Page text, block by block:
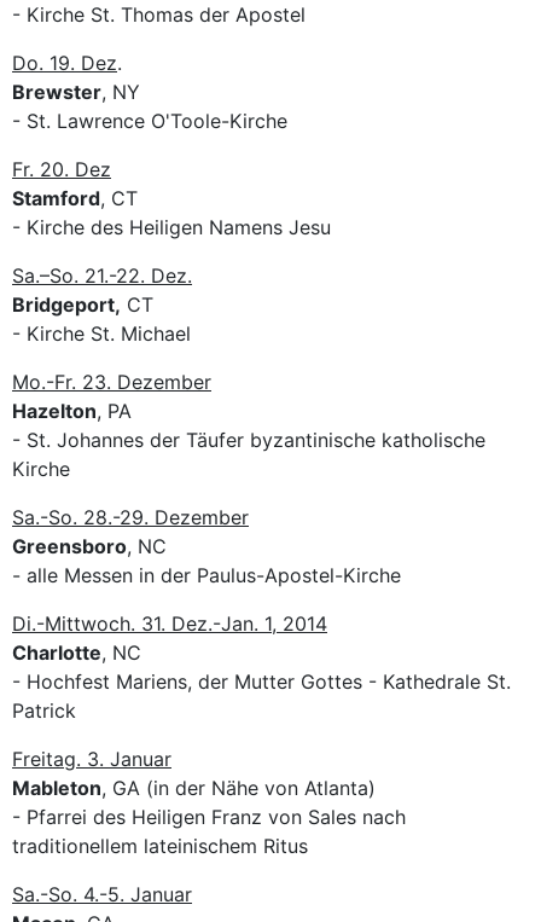
- Kirche St. Thomas der Apostel
Do. 19. Dez.
Brewster, NY
- St. Lawrence O'Toole-Kirche
Fr. 20. Dez
Stamford, CT
- Kirche des Heiligen Namens Jesu
Sa.–So. 21.-22. Dez.
Bridgeport, CT
- Kirche St. Michael
Mo.-Fr. 23. Dezember
Hazelton, PA
- St. Johannes der Täufer byzantinische katholische
Kirche
Sa.-So. 28.-29. Dezember
Greensboro, NC
- alle Messen in der Paulus-Apostel-Kirche
Di.-Mittwoch. 31. Dez.-Jan. 1, 2014
Charlotte, NC
- Hochfest Mariens, der Mutter Gottes - Kathedrale St.
Patrick
Freitag. 3. Januar
Mableton, GA (in der Nähe von Atlanta)
- Pfarrei des Heiligen Franz von Sales nach
traditionellem lateinischem Ritus
Sa.-So. 4.-5. Januar